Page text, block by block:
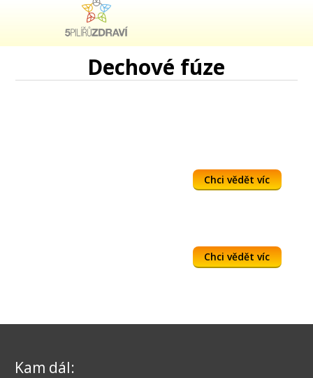
Dechové fúze
Chci vědět víc
Chci vědět víc
Kam dál: